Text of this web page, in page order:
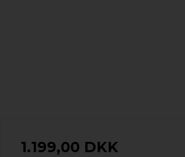
1.199,00 DKK